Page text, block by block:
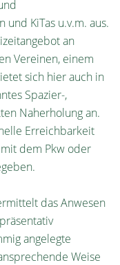
KiTas u.v.m. aus.
an
Vereinen, einem
sich hier auch in
Spazier-,
Naherholung an.
Erreichbarkeit
dem Pkw oder
das Anwesen
angelegte
Weise